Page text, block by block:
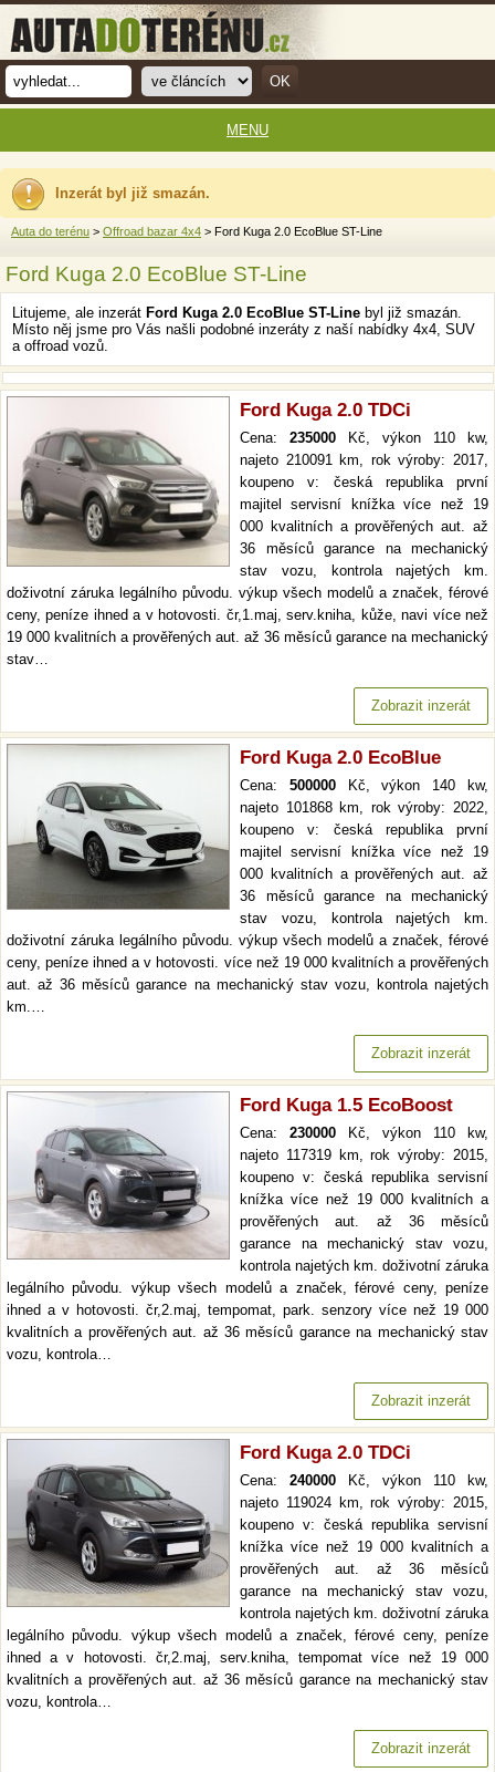
Inzerát byl již smazán.
Auta do terénu > Offroad bazar 4x4 > Ford Kuga 2.0 EcoBlue ST-Line
Ford Kuga 2.0 EcoBlue ST-Line
Litujeme, ale inzerát Ford Kuga 2.0 EcoBlue ST-Line byl již smazán.
Místo něj jsme pro Vás našli podobné inzeráty z naší nabídky 4x4, SUV
a offroad vozů.
Ford Kuga 2.0 TDCi
Cena: 235000 Kč, výkon 110 kw,
najeto 210091 km, rok výroby: 2017,
koupeno v: česká republika první
majitel servisní knížka více než 19
000 kvalitních a prověřených aut. až
36 měsíců garance na mechanický
stav vozu, kontrola najetých km.
doživotní záruka legálního původu. výkup všech modelů a značek, férové
ceny, peníze ihned a v hotovosti. čr,1.maj, serv.kniha, kůže, navi více než
19 000 kvalitních a prověřených aut. až 36 měsíců garance na mechanický
stav…
Zobrazit inzerát
Ford Kuga 2.0 EcoBlue
Cena: 500000Kč, výkon 140 kw,
najeto 101868 km, rok výroby: 2022,
koupeno v: česká republika první
majitel servisní knížka více než 19
000 kvalitních a prověřených aut. až
36 měsíců garance na mechanický
stav vozu, kontrola najetých km.
doživotní záruka legálního původu. výkup všech modelů a značek, férové
ceny, peníze ihned a v hotovosti. více než 19 000 kvalitních a prověřených
aut. až 36 měsíců garance na mechanický stav vozu, kontrola najetých
km.…
Zobrazit inzerát
Ford Kuga 1.5 EcoBoost
Cena: 230000 Kč, výkon 110 kw,
najeto 117319 km, rok výroby: 2015,
koupeno v: česká republika servisní
knížka více než 19 000 kvalitních a
prověřených aut. až 36 měsíců
garance na mechanický stav vozu,
kontrola najetých km. doživotní záruka
legálního původu. výkup všech modelů a značek, férové ceny, peníze
ihned a v hotovosti. čr,2.maj, tempomat, park. senzory více než 19 000
kvalitních a prověřených aut. až 36 měsíců garance na mechanický stav
vozu, kontrola…
Zobrazit inzerát
Ford Kuga 2.0 TDCi
Cena: 240000 Kč, výkon 110 kw,
najeto 119024 km, rok výroby: 2015,
koupeno v: česká republika servisní
knížka více než 19 000 kvalitních a
prověřených aut. až 36 měsíců
garance na mechanický stav vozu,
kontrola najetých km. doživotní záruka
legálního původu. výkup všech modelů a značek, férové ceny, peníze
ihned a v hotovosti. čr,2.maj, serv.kniha, tempomat více než 19 000
kvalitních a prověřených aut. až 36 měsíců garance na mechanický stav
vozu, kontrola…
Zobrazit inzerát
MENU